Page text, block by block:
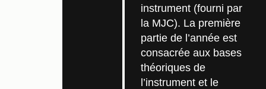
instrument (fourni par
la MJC). La première
partie de l’année est
consacrée aux bases
théoriques de
l’instrument et le